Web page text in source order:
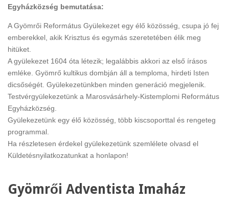
Egyházközség bemutatása:
A Gyömrői Református Gyülekezet egy élő közösség, csupa jó fej
emberekkel, akik Krisztus és egymás szeretetében élik meg
hitüket.
A gyülekezet 1604 óta létezik; legalábbis akkori az első írásos
emléke. Gyömrő kultikus dombján áll a temploma, hirdeti Isten
dicsőségét. Gyülekezetünkben minden generáció megjelenik.
Testvérgyülekezetünk a Marosvásárhely-Kistemplomi Református
Egyházközség.
Gyülekezetünk egy élő közösség, több kiscsoporttal és rengeteg
programmal.
Ha részletesen érdekel gyülekezetünk szemlélete olvasd el
Küldetésnyilatkozatunkat a honlapon!
Gyömrői Adventista Imaház